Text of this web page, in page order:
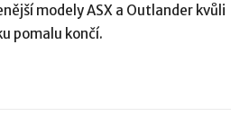
modely ASX a Outlander kvůli
pomalu končí.